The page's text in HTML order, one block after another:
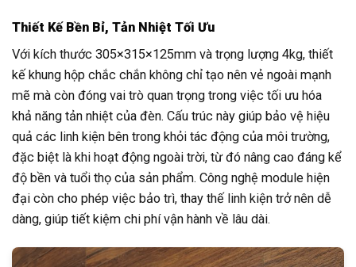
Thiết Kế Bền Bỉ, Tản Nhiệt Tối Ưu
Với kích thước 305×315×125mm và trọng lượng 4kg, thiết
kế khung hộp chắc chắn không chỉ tạo nên vẻ ngoài mạnh
mẽ mà còn đóng vai trò quan trọng trong việc tối ưu hóa
khả năng tản nhiệt của đèn. Cấu trúc này giúp bảo vệ hiệu
quả các linh kiện bên trong khỏi tác động của môi trường,
đặc biệt là khi hoạt động ngoài trời, từ đó nâng cao đáng kể
độ bền và tuổi thọ của sản phẩm. Công nghệ module hiện
đại còn cho phép việc bảo trì, thay thế linh kiện trở nên dễ
dàng, giúp tiết kiệm chi phí vận hành về lâu dài.